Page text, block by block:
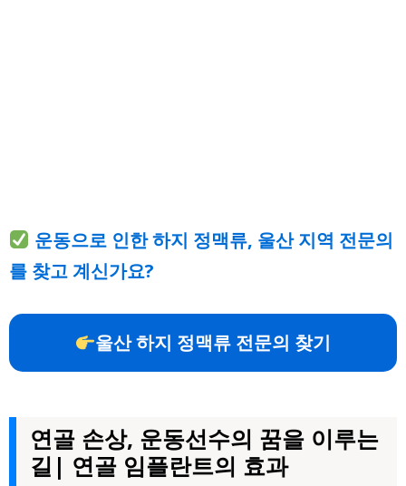
운동으로 인한 하지 정맥류, 울산 지역 전문의
를 찾고 계신가요?
울산 하지 정맥류 전문의 찾기
연골 손상, 운동선수의 꿈을 이루는
길| 연골 임플란트의 효과